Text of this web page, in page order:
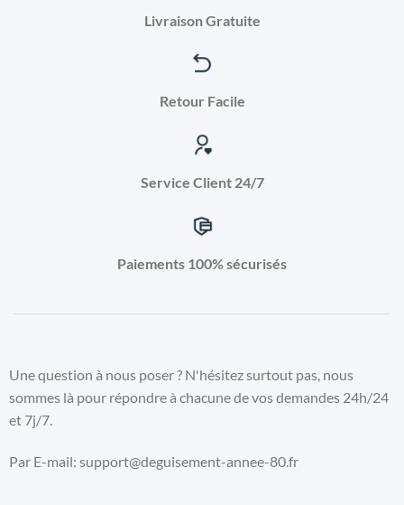
Livraison Gratuite
Retour Facile
Service Client 24/7
Paiements 100% sécurisés
Une question à nous poser ? N'hésitez surtout pas, nous
sommes là pour répondre à chacune de vos demandes 24h/24
et 7j/7.
Par E-mail: support@deguisement-annee-80.fr